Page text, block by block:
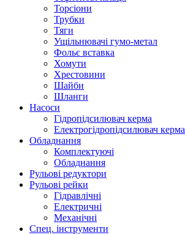
Торсіони
Трубки
Тяги
Ущільнювачі гумо-метал
Фольє вставка
Хомути
Хрестовини
Шайби
Шланги
Насоси
Гідропідсилювач керма
Електрогідропідсилювач керма
Обладнання
Комплектуючі
Обладнання
Рульові редуктори
Рульові рейки
Гідравлічні
Електричні
Механічні
Спец. інструменти